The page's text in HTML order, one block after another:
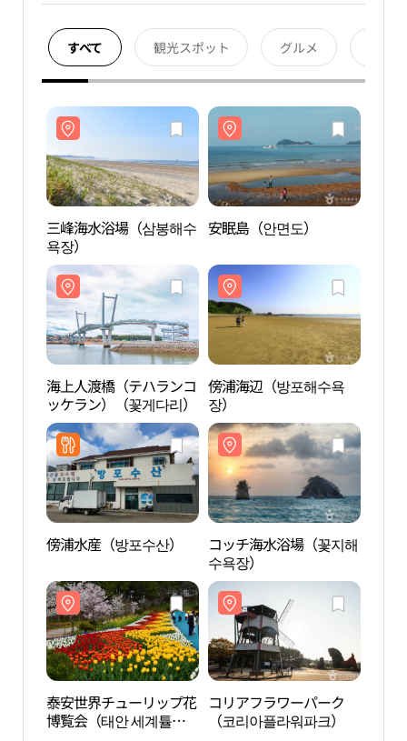
すべて 観光スポット グルメ
三峰海水浴場（삼봉해수
욕장）
安眠島（안면도）
海上人渡橋（テハランコ
ッケラン）（꽃게다리）
傍浦海辺（방포해수욕
장）
傍浦水産（방포수산）
コッチ海水浴場（꽃지해
수욕장）
泰安世界チューリップ花
博覧会（태안 세계튤립
コリアフラワーパーク
（코리아플라워파크）